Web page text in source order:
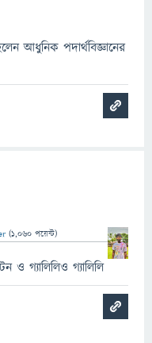
আধুনিক পদার্থবিজ্ঞানের
(1,060 পয়েন্ট)
গ্যালিলিও গ্যালিলি